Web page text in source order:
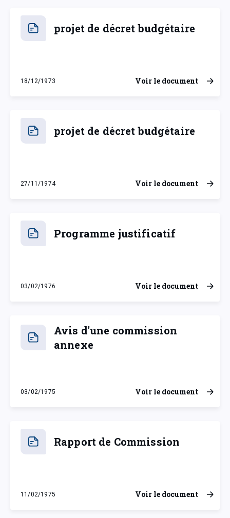
projet de décret budgétaire
18/12/1973
mardi 18 décembre 1973
Voir le document
projet de décret budgétaire
27/11/1974
mercredi 27 novembre 1974
Voir le document
Programme justificatif
03/02/1976
mardi 3 février 1976
Voir le document
Avis d'une commission
annexe
03/02/1975
lundi 3 février 1975
Voir le document
Rapport de Commission
11/02/1975
mardi 11 février 1975
Voir le document